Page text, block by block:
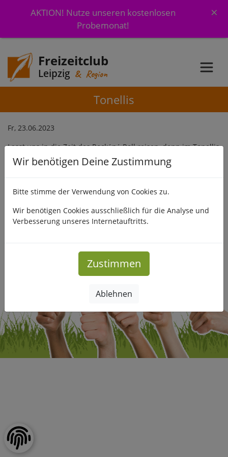
AKTION! Nutze unseren kostenlosen
Probemonat!
×
Freizeitclub
Leipzig & Region
Tonellis
Fr, 23.06.2023
Lasst uns in die Zeit des Rock´n´ Roll reisen, denn im Tonellis
spielen heute "Maik & Friends".
Mehr Infos
Copyright © Freizeitclub-Leipzig.de. Alle Rechte vorbehalten.
Wir benötigen Deine Zustimmung
Bitte stimme der Verwendung von Cookies zu.
Wir benötigen Cookies ausschließlich für die Analyse und
Verbesserung unseres Internetauftritts.
Zustimmen
Ablehnen